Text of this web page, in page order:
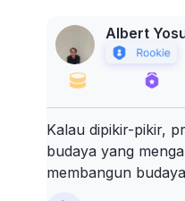
Albert
Kalau dipikir-pikir,
budaya yang
membangun